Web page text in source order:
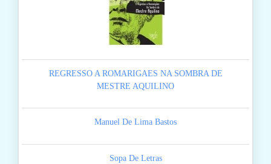
REGRESSO A ROMARIGAES NA SOMBRA DE
MESTRE AQUILINO
Manuel De Lima Bastos
Sopa De Letras